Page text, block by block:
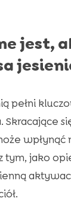
jest,
pełni
wpłynąć
tym, jako